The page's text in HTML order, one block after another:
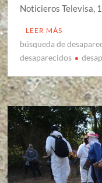
Noticieros Televisa,
LEER MÁS
búsqueda de
desaparecidos